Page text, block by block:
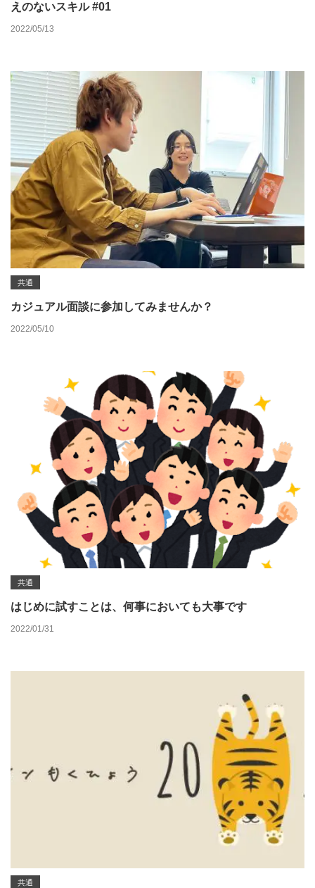
えのないスキル #01
2022/05/13
共通
カジュアル面談に参加してみませんか？
2022/05/10
共通
はじめに試すことは、何事においても大事です
2022/01/31
共通